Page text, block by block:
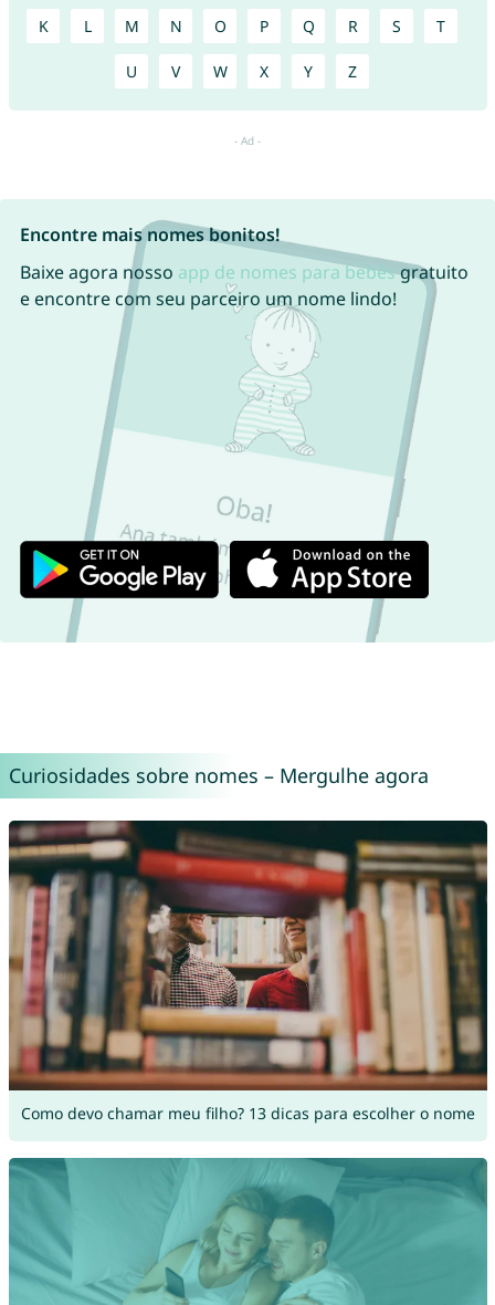
K L M N O P Q R S T
U V W X Y Z
Encontre mais nomes bonitos!
Baixe agora nosso app de nomes para bebêsgratuito
e encontre com seu parceiro um nome lindo!
Curiosidades sobre nomes – Mergulhe agora
Como devo chamar meu filho? 13 dicas para escolher o nome